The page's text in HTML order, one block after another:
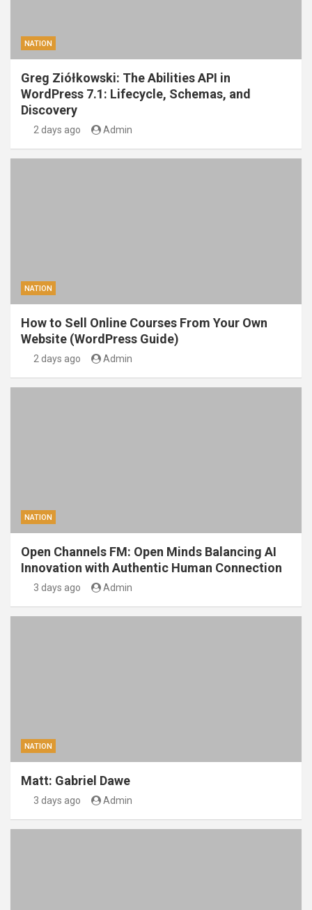
NATION
Greg Ziółkowski: The Abilities API in
WordPress 7.1: Lifecycle, Schemas, and
Discovery
2 days ago Admin
NATION
How to Sell Online Courses From Your Own
Website (WordPress Guide)
2 days ago Admin
NATION
Open Channels FM: Open Minds Balancing AI
Innovation with Authentic Human Connection
3 days ago Admin
NATION
Matt: Gabriel Dawe
3 days ago Admin